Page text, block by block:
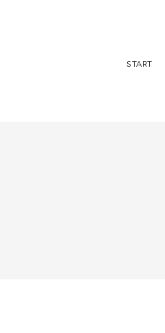
START